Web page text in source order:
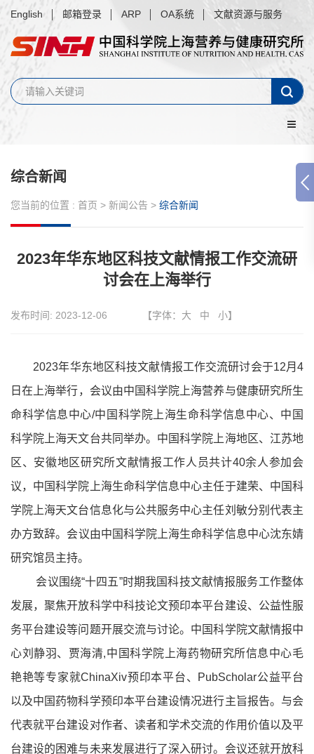
English 邮箱登录 ARP OA系统 文献资源与服务
综合新闻
您当前的位置 : 首页 > 新闻公告 > 综合新闻
2023年华东地区科技文献情报工作交流研
讨会在上海举行
发布时间: 2023-12-06 【字体： 大 中 小】
2023年华东地区科技文献情报工作交流研讨会于12月4
日在上海举行，会议由中国科学院上海营养与健康研究所生
命科学信息中心/中国科学院上海生命科学信息中心、中国
科学院上海天文台共同举办。中国科学院上海地区、江苏地
区、安徽地区研究所文献情报工作人员共计40余人参加会
议，中国科学院上海生命科学信息中心主任于建荣、中国科
学院上海天文台信息化与公共服务中心主任刘敏分别代表主
办方致辞。 会议由中国科学院上海生命科学信息中心沈东婧
研究馆员主持。
会议围绕“十四五”时期我国科技文献情报服务工作整体
发展，聚焦开放科学中科技论文预印本平台建设、公益性服
务平台建设等问题开展交流与讨论。中国科学院文献情报中
心刘静羽、贾海清,中国科学院上海药物研究所信息中心毛
艳艳等专家就ChinaXiv预印本平台、PubScholar公益平台
以及中国药物科学预印本平台建设情况进行主旨报告。与会
代表就平台建设对作者、读者和学术交流的作用价值以及平
台建设的困难与未来发展进行了深入研讨。 会议还就开放科